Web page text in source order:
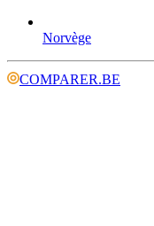
Norvège
COMPARER.BE